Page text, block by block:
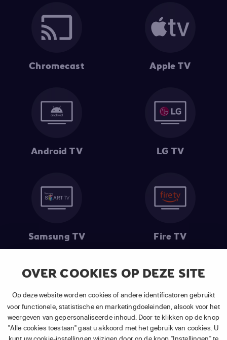
OVER COOKIES OP DEZE SITE
Op deze website worden cookies of andere identificatoren gebruikt
voor functionele, statistische en marketingdoeleinden, alsook voor het
weergeven van gepersonaliseerde inhoud. Door te klikken op de knop
"Alle cookies toestaan" gaat u akkoord met het gebruik van cookies. U
Chromecast Apple TV
Android TV LG TV
Samsung TV Fire TV
(1) De eerste 30 dagen gratis: Geldig op alle nieuwe abonnementen
van APP TV Light, Basic of Plus.
(2) Prijs abonnement : Incl. BTW.
(3) Restart & Replayis beschikbaar voorvolgende zendersafhankelijk
van je gekozen pakket.